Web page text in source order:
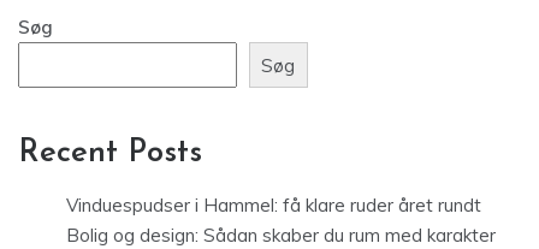
Søg
Søg
Recent Posts
Vinduespudser i Hammel: få klare ruder året rundt
Bolig og design: Sådan skaber du rum med karakter